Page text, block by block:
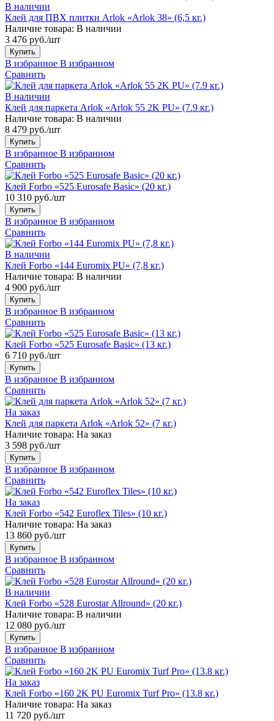
В наличии
Клей для ПВХ плитки Arlok «Arlok 38» (6,5 кг.)
Наличие товара: В наличии
3 476 руб./шт
Купить
В избранное В избранном
Сравнить
В наличии
Клей для паркета Arlok «Arlok 55 2K PU» (7.9 кг.)
Наличие товара: В наличии
8 479 руб./шт
Купить
В избранное В избранном
Сравнить
Клей Forbo «525 Eurosafe Basic» (20 кг.)
10 310 руб./шт
Купить
В избранное В избранном
Сравнить
В наличии
Клей Forbo «144 Euromix PU» (7,8 кг.)
Наличие товара: В наличии
4 900 руб./шт
Купить
В избранное В избранном
Сравнить
Клей Forbo «525 Eurosafe Basic» (13 кг.)
6 710 руб./шт
Купить
В избранное В избранном
Сравнить
На заказ
Клей для паркета Arlok «Arlok 52» (7 кг.)
Наличие товара: На заказ
3 598 руб./шт
Купить
В избранное В избранном
Сравнить
На заказ
Клей Forbo «542 Euroflex Tiles» (10 кг.)
Наличие товара: На заказ
13 860 руб./шт
Купить
В избранное В избранном
Сравнить
В наличии
Клей Forbo «528 Eurostar Allround» (20 кг.)
Наличие товара: В наличии
12 080 руб./шт
Купить
В избранное В избранном
Сравнить
На заказ
Клей Forbo «160 2K PU Euromix Turf Pro» (13.8 кг.)
Наличие товара: На заказ
11 720 руб./шт